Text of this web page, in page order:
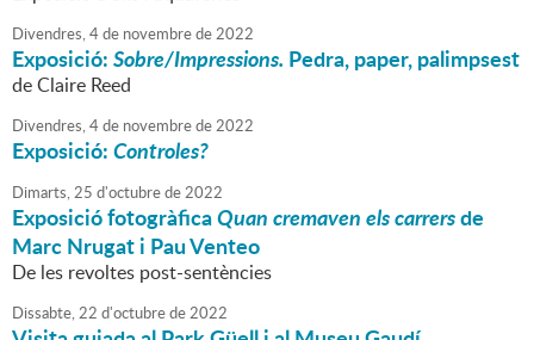
Divendres,4de novembrede2022
Exposició:Sobre/Impressions. Pedra, paper, palimpsest
de Claire Reed
Divendres,4de novembrede2022
Exposició:Controles?
Dimarts,25 d'octubrede2022
Exposició fotogràficaQuan cremaven els carrersde
Marc Nrugat i Pau Venteo
De les revoltes post-sentències
Dissabte,22 d'octubrede2022